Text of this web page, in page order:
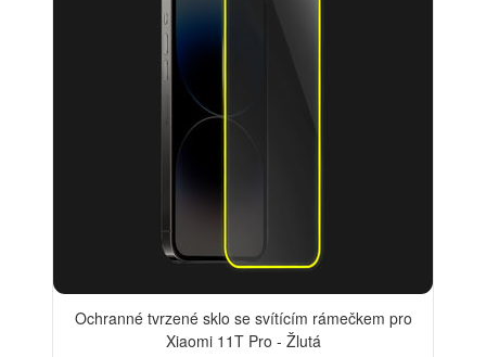
Ochranné tvrzené sklo se svítícím rámečkem pro
Xiaomi 11T Pro - Žlutá